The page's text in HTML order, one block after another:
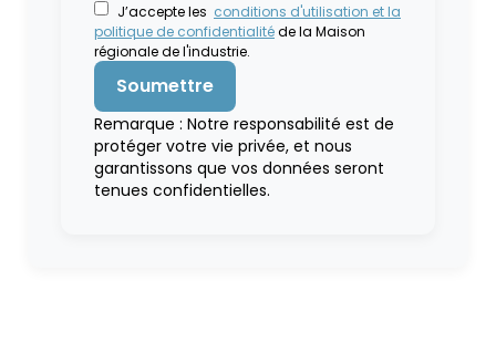
J’accepte les conditions d'utilisation et la
politique de confidentialitéde la Maison
régionale de l'industrie.
Remarque : Notre responsabilité est de
protéger votre vie privée, et nous
garantissons que vos données seront
tenues confidentielles.